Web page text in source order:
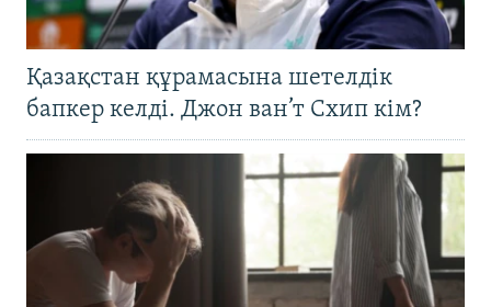
Қазақстан құрамасына шетелдік
бапкер келді. Джон ван’т Схип кім?